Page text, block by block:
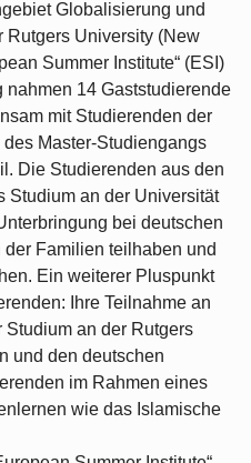
Globalisierung und
Rutgers University (New
Summer Institute“ (ESI)
nahmen 14 Gaststudierende
mit Studierenden der
Master-Studiengangs
Die Studierenden aus den
Studium an der Universität
bei deutschen
Familien teilhaben und
Ein weiterer Pluspunkt
Ihre Teilnahme an
an der Rutgers
und den deutschen
im Rahmen eines
wie das Islamische